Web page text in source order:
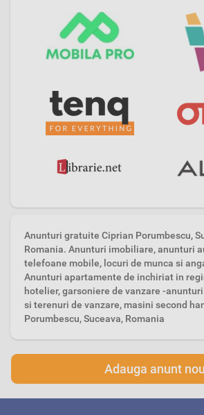
Anunturi gratuite Ciprian Porumbescu,
Romania. Anunturi imobiliare, anunturi
telefoane mobile, locuri de munca si
Anunturi apartamente de inchiriat in
hotelier, garsoniere de vanzare -
si terenuri de vanzare, masini second
Porumbescu, Suceava, Romania
Adauga anunt nou